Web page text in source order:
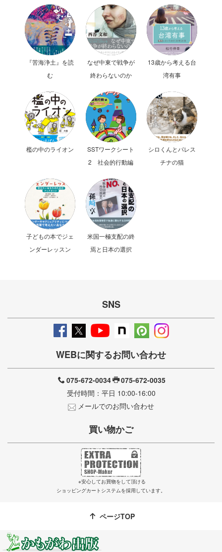
『苦海浄土』を読
む
なぜ中東で戦争が
終わらないのか
13歳から考える台
湾有事
檻の中のライオン
SSTワークシート
2 社会的行動編
シロくんとパレス
チナの猫
子どもの本でジェ
ンダーレッスン
米国一極支配の終
焉と日本の選択
SNS
WEBに関するお問い合わせ
075-672-0034
075-672-0035
受付時間：平日 10:00-16:00
メールでのお問い合わせ
買い物かご
※安心してお買物をして頂ける
ショッピングカートシステムを採用しています。
ページTOP